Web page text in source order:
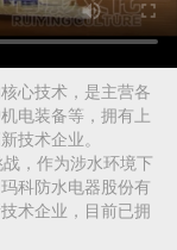
心技术，是主营各
电装备等，拥有上
技术企业。
，作为涉水环境下
科防水电器股份有
术企业，目前已拥